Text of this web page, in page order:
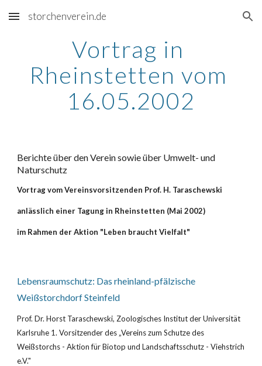
Skip to main content Skip to navigation
storchenverein.de
Vortrag in
Rheinstetten vom
16.05.2002
Berichte über den Verein sowie über Umwelt- und
Naturschutz
Vortrag vom Vereinsvorsitzenden Prof. H. Taraschewski
anlässlich einer Tagung in Rheinstetten (Mai 2002)
im Rahmen der Aktion "Leben braucht Vielfalt"
Lebensraumschutz: Das rheinland-pfälzische
Weißstorchdorf Steinfeld
Prof. Dr. Horst Taraschewski, Zoologisches Institut der Universität
Karlsruhe 1. Vorsitzender des „Vereins zum Schutze des
Weißstorchs - Aktion für Biotop und Landschaftsschutz - Viehstrich
e.V."